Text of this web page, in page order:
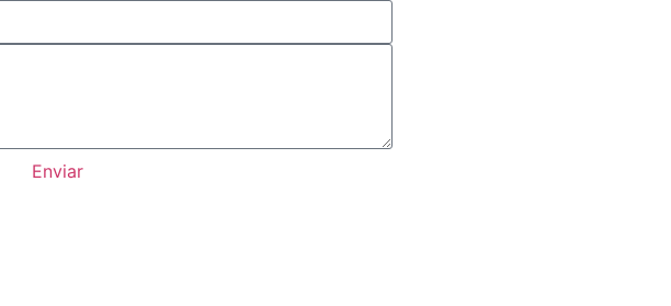
Enviar